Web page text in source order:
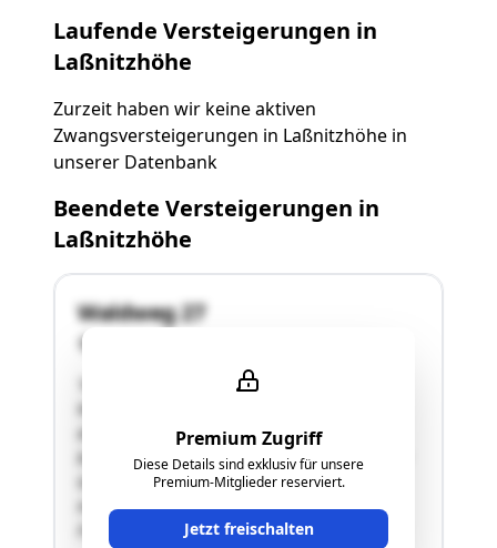
Laufende Versteigerungen in
Laßnitzhöhe
Zurzeit haben wir keine aktiven
Zwangsversteigerungen in Laßnitzhöhe in
unserer Datenbank
Beendete Versteigerungen in
Laßnitzhöhe
Premium Zugriff
Diese Details sind exklusiv für unsere
Premium-Mitglieder reserviert.
Jetzt freischalten
Waldweg 27
"Auf der Liegenschaft befindet sich das
Wohnhaus Kainbach 57 samt Nebengebäude,
das Wohnhaus Kainbach 27, weiters ein nicht
baubewilligtes Nebengebäude welches nicht zur
Gänze fertiggestellt ist, ein Stallgebäude, ein
Heu- und Geräteschuppen mit angrenzenden
Flugdächern sowie klei-ne Stallgebäude und …"